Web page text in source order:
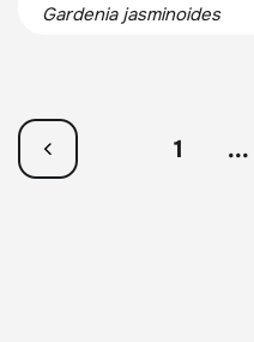
Gardenia jasminoides
1 ...